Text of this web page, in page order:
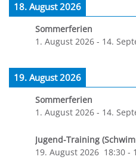
18. August 2026
Sommerferien
1. August 2026 - 14.
19. August 2026
Sommerferien
1. August 2026 - 14.
Jugend-Training
19. August 2026 18:30 -